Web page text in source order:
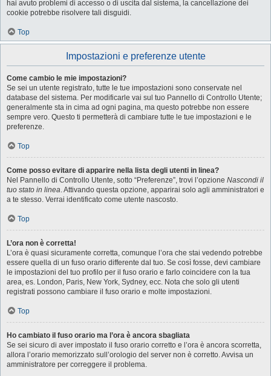
hai avuto problemi di accesso o di uscita dal sistema, la cancellazione dei
cookie potrebbe risolvere tali disguidi.
Top
Impostazioni e preferenze utente
Come cambio le mie impostazioni?
Se sei un utente registrato, tutte le tue impostazioni sono conservate nel
database del sistema. Per modificarle vai sul tuo Pannello di Controllo Utente;
generalmente sta in cima ad ogni pagina, ma questo potrebbe non essere
sempre vero. Questo ti permetterà di cambiare tutte le tue impostazioni e le
preferenze.
Top
Come posso evitare di apparire nella lista degli utenti in linea?
Nel Pannello di Controllo Utente, sotto “Preferenze”, trovi l’opzione Nascondi il
tuo stato in linea. Attivando questa opzione, apparirai solo agli amministratori e
a te stesso. Verrai identificato come utente nascosto.
Top
L’ora non è corretta!
L’ora è quasi sicuramente corretta, comunque l’ora che stai vedendo potrebbe
essere quella di un fuso orario differente dal tuo. Se così fosse, devi cambiare
le impostazioni del tuo profilo per il fuso orario e farlo coincidere con la tua
area, es. London, Paris, New York, Sydney, ecc. Nota che solo gli utenti
registrati possono cambiare il fuso orario e molte impostazioni.
Top
Ho cambiato il fuso orario ma l’ora è ancora sbagliata
Se sei sicuro di aver impostato il fuso orario corretto e l’ora è ancora scorretta,
allora l’orario memorizzato sull’orologio del server non è corretto. Avvisa un
amministratore per correggere il problema.